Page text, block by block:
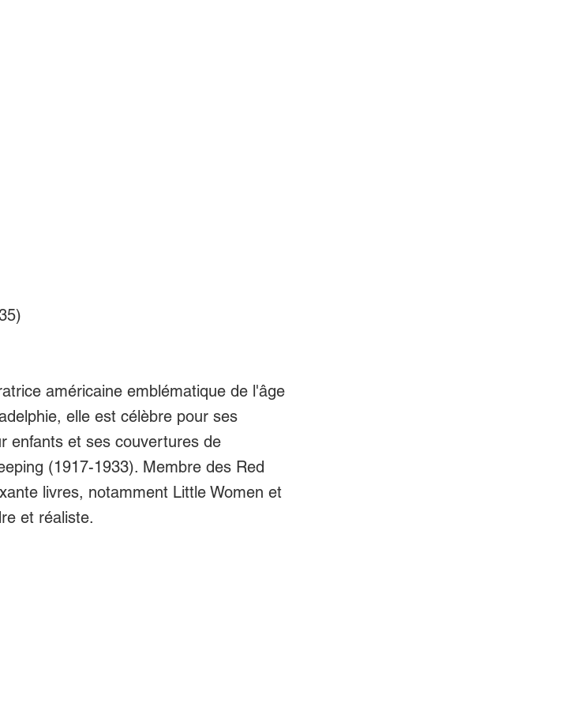
américaine emblématique de l'âge
elle est célèbre pour ses
enfants et ses couvertures de
(1917-1933). Membre des Red
livres, notamment Little Women et
et réaliste.